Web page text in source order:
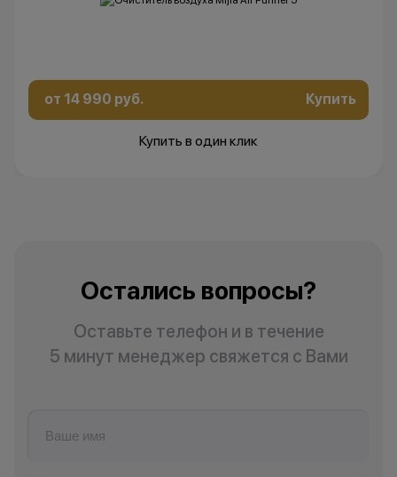
от 14 990 руб. Купить
Купить в один клик
Остались вопросы?
Оставьте телефон и в течение
5 минут менеджер свяжется с Вами